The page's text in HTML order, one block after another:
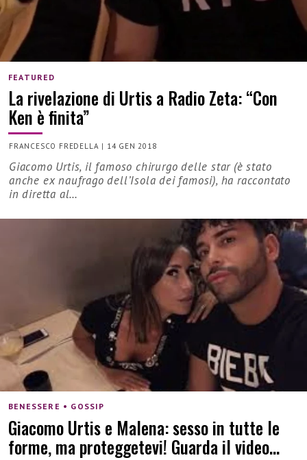
FEATURED
La rivelazione di Urtis a Radio Zeta: “Con
Ken è finita”
FRANCESCO FREDELLA | 14 GEN 2018
Giacomo Urtis, il famoso chirurgo delle star (è stato
anche ex naufrago dell’Isola dei famosi), ha raccontato
in diretta al…
BENESSERE • GOSSIP
Giacomo Urtis e Malena: sesso in tutte le
forme, ma proteggetevi! Guarda il video…